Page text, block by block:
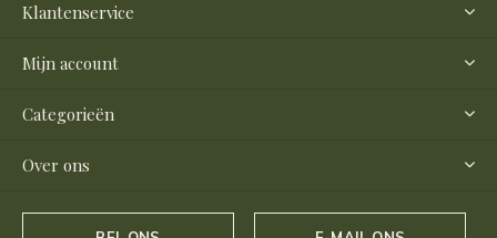
Klantenservice
Mijn account
Categorieën
Over ons